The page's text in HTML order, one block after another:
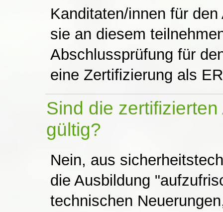
Kanditaten/innen für
sie an diesem
Abschlussprüfung für
eine Zertifizierung als
Sind die
gültig?
Nein, aus
die Ausbildung
technischen